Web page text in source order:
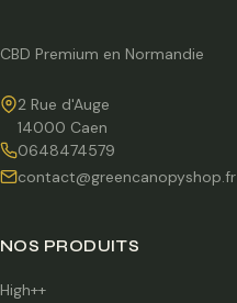
CBD Premium en Normandie
2 Rue d'Auge
14000 Caen
0648474579
contact@greencanopyshop.fr
NOS PRODUITS
High++